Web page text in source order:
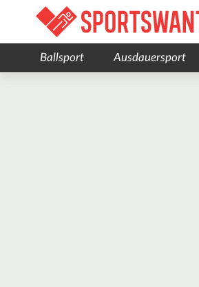
Ballsport Ausdauersport